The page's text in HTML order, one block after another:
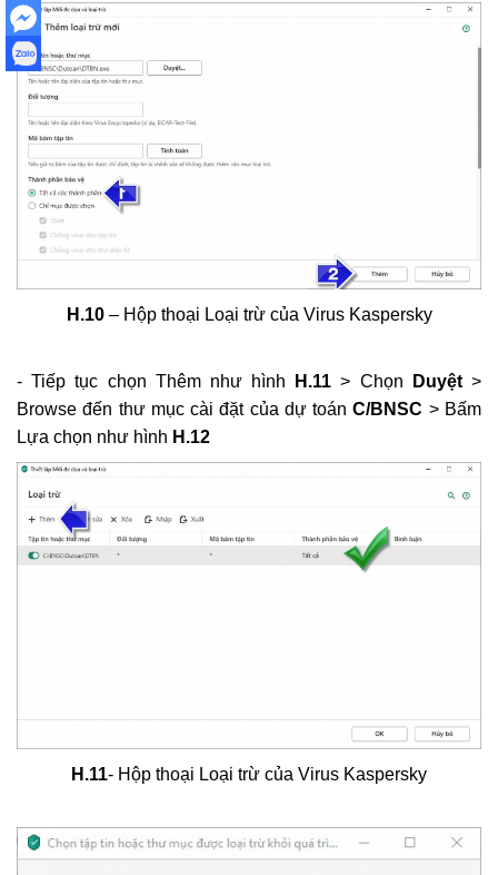
H.10– Hộp thoại Loại trừ của Virus Kaspersky
- Tiếp tục chọn Thêm như hình H.11> Chọn Duyệt>
Browse đến thư mục cài đặt của dự toánC/BNSC > Bấm
Lựa chọn như hình H.12
H.11- Hộp thoại Loại trừ của Virus Kaspersky